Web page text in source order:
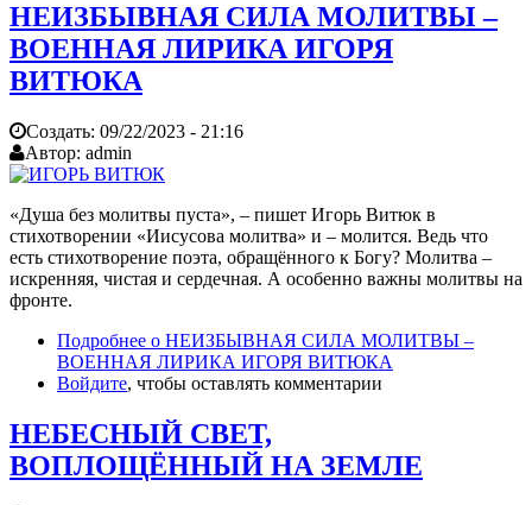
НЕИЗБЫВНАЯ СИЛА МОЛИТВЫ –
ВОЕННАЯ ЛИРИКА ИГОРЯ
ВИТЮКА
Создать: 09/22/2023 - 21:16
Автор: admin
«Душа без молитвы пуста», – пишет Игорь Витюк в
стихотворении «Иисусова молитва» и – молится. Ведь что
есть стихотворение поэта, обращённого к Богу? Молитва –
искренняя, чистая и сердечная. А особенно важны молитвы на
фронте.
Подробнее о НЕИЗБЫВНАЯ СИЛА МОЛИТВЫ –
ВОЕННАЯ ЛИРИКА ИГОРЯ ВИТЮКА
Войдите, чтобы оставлять комментарии
НЕБЕСНЫЙ СВЕТ,
ВОПЛОЩЁННЫЙ НА ЗЕМЛЕ